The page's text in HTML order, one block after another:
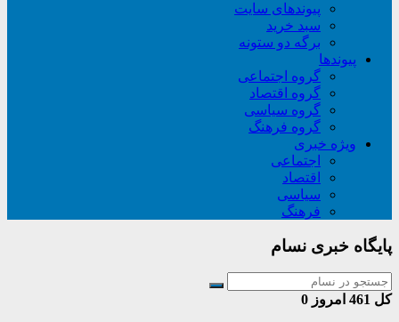
پیوندهای سایت
سبد خريد
برگه دو ستونه
پیوندها
گروه اجتماعی
گروه اقتصاد
گروه سیاسی
گروه فرهنگ
ویژه خبری
اجتماعی
اقتصاد
سیاسی
فرهنگ
پایگاه خبری نسام
کل امروز 0